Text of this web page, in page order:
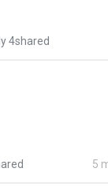
4shared
5